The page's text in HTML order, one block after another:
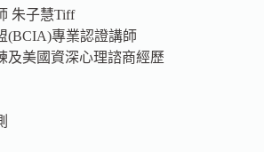
朱子慧Tiff
(BCIA)專業認證講師
及美國資深心理諮商經歷